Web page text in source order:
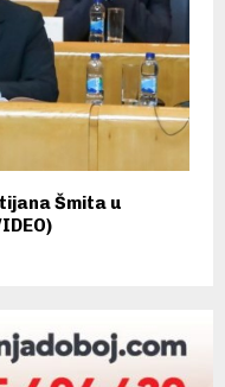
Šmita u